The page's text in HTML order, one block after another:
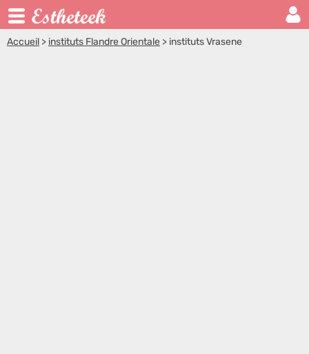
Accueil > instituts Flandre Orientale > instituts Vrasene